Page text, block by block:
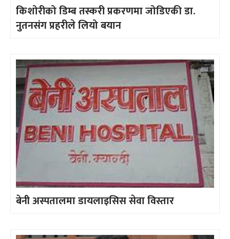
किशोरीको डिम्ब तस्करी प्रकरणमा जोडिएकी डा.
नुतनसंग प्रहरीले लियो बयान
बेनी अस्पतालमा डायलाइसिस सेवा विस्तार